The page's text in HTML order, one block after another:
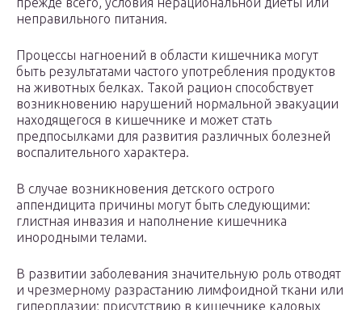
неправильного питания.
Процессы нагноений в области кишечника могут
быть результатами частого употребления продуктов
на животных белках. Такой рацион способствует
возникновению нарушений нормальной эвакуации
находящегося в кишечнике и может стать
предпосылками для развития различных болезней
воспалительного характера.
В случае возникновения детского острого
аппендицита причины могут быть следующими:
глистная инвазия и наполнение кишечника
инородными телами.
В развитии заболевания значительную роль отводят
и чрезмерному разрастанию лимфоидной ткани или
гиперплазии; присутствию в кишечнике каловых